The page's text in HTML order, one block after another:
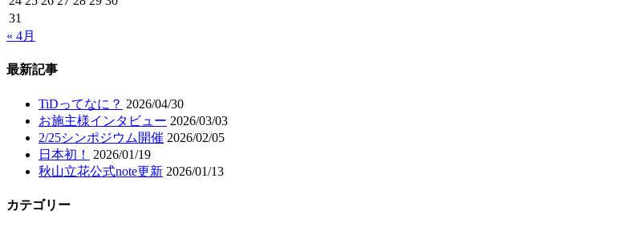
31
« 4月
最新記事
TiDってなに？ 2026/04/30
お施主様インタビュー 2026/03/03
2/25シンポジウム開催 2026/02/05
日本初！
2026/01/19
秋山立花公式note更新 2026/01/13
カテゴリー